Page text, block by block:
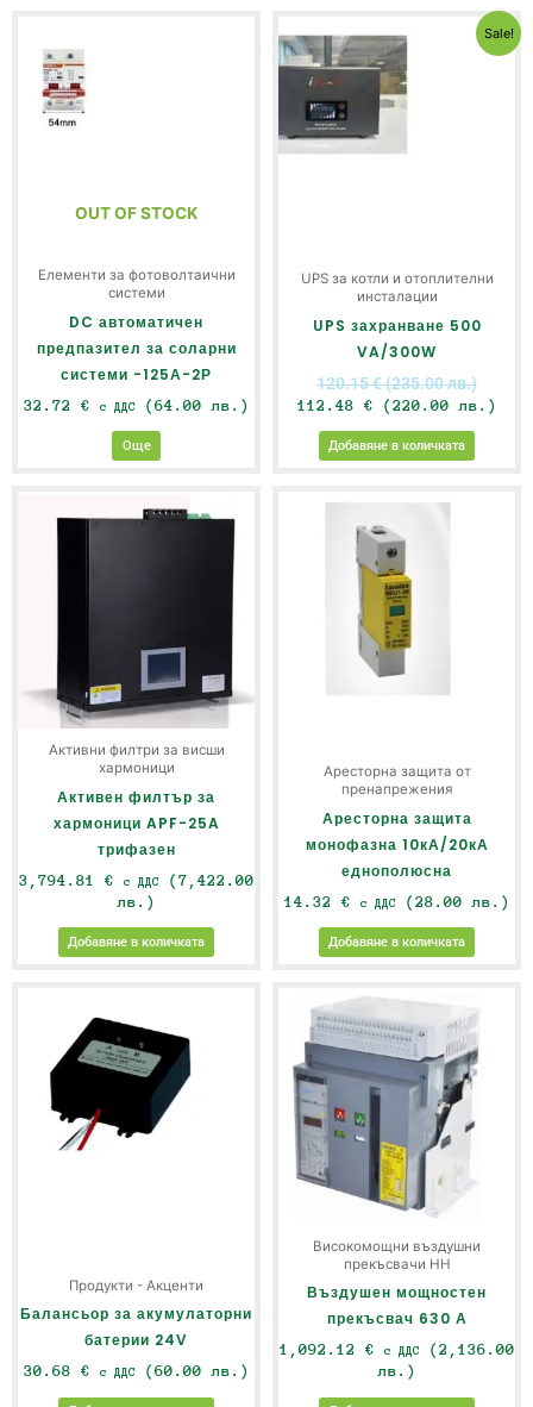
OUT OF STOCK
Елементи за фотоволтаични
системи
DC автоматичен
предпазител за соларни
системи -125А-2Р
32.72 € с ДДС (64.00 лв.)
Още
Sale!
UPS за котли и отоплителни
инсталации
UPS захранване 500
VA/300W
120.15€(235.00 лв.)
price
112.48 € (220.00 лв.)
цена
Добавяне в количката
Активни филтри за висши
хармоници
Активен филтър за
хармоници APF-25A
трифазен
3,794.81 € с ДДС
(7,422.00
лв.)
Добавяне в количката
Аресторна защита от
пренапрежения
Аресторна защита
монофазна 10кА/20кА
еднополюсна
14.32 € с ДДС (28.00 лв.)
Добавяне в количката
Продукти - Акценти
Балансьор за акумулаторни
батерии 24V
30.68 € с ДДС (60.00 лв.)
Високомощни въздушни
прекъсвачи НН
Въздушен мощностен
прекъсвач 630 А
1,092.12 € с ДДС
(2,136.00
лв.)